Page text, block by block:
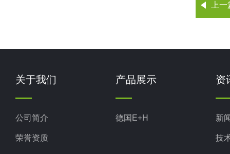
上
关于我们
公司简介
荣誉资质
产品展示
德国E+H
资
新
技